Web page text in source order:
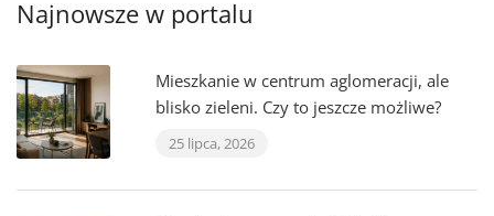
Najnowsze w portalu
Mieszkanie w centrum aglomeracji, ale
blisko zieleni. Czy to jeszcze możliwe?
25 lipca, 2026